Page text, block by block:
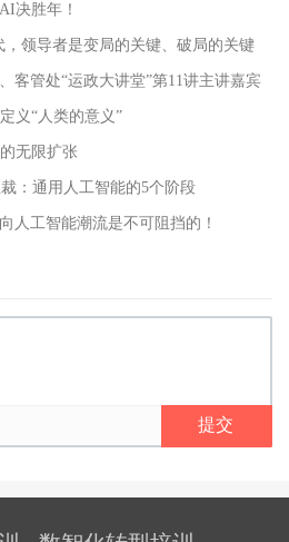
决胜年！
，领导者是变局的关键、破局的关键
客管处“运政大讲堂”第11讲主讲嘉宾
义“人类的意义”
无限扩张
：通用人工智能的5个阶段
人工智能潮流是不可阻挡的！
提交